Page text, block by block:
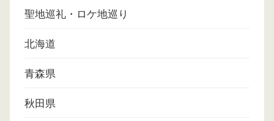
聖地巡礼・ロケ地巡り
北海道
青森県
秋田県